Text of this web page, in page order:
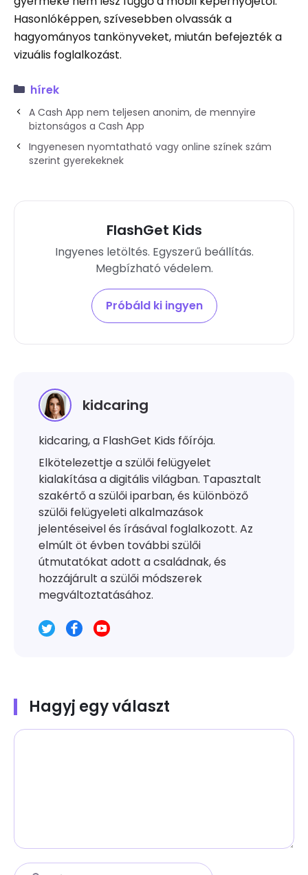
Hasonlóképpen, szívesebben olvassák a
hagyományos tankönyveket, miután befejezték a
vizuális foglalkozást.
hírek
A Cash App nem teljesen anonim, de mennyire
biztonságos a Cash App
Ingyenesen nyomtatható vagy online színek szám
szerint gyerekeknek
FlashGet Kids
Ingyenes letöltés. Egyszerű beállítás.
Megbízható védelem.
Próbáld ki ingyen
kidcaring
kidcaring, a FlashGet Kids főírója.
Elkötelezettje a szülői felügyelet
kialakítása a digitális világban. Tapasztalt
szakértő a szülői iparban, és különböző
szülői felügyeleti alkalmazások
jelentéseivel és írásával foglalkozott. Az
elmúlt öt évben további szülői
útmutatókat adott a családnak, és
hozzájárult a szülői módszerek
megváltoztatásához.
Hagyj egy választ